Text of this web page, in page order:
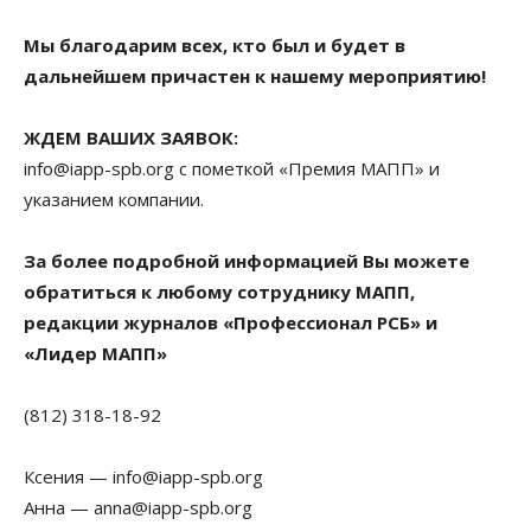
Мы благодарим всех, кто был и будет в
дальнейшем причастен к нашему мероприятию!
ЖДЕМ ВАШИХ ЗАЯВОК:
info@iapp-spb.org с пометкой «Премия МАПП» и
указанием компании.
За более подробной информацией Вы можете
обратиться к любому сотруднику МАПП,
редакции журналов «Профессионал РСБ» и
«Лидер МАПП»
(812) 318-18-92
Ксения — info@iapp-spb.org
Анна — anna@iapp-spb.org